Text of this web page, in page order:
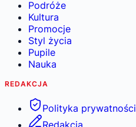
Podróże
Kultura
Promocje
Styl życia
Pupile
Nauka
REDAKCJA
Polityka prywatności
Redakcja